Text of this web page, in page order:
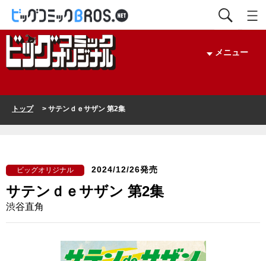
メニュー
トップ> サテンｄｅサザン 第2集
ビッグオリジナル 2024/12/26発売
サテンｄｅサザン 第2集
渋谷直角